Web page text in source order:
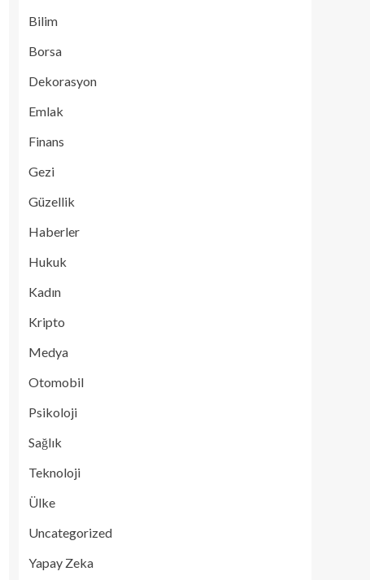
Bilim
Borsa
Dekorasyon
Emlak
Finans
Gezi
Güzellik
Haberler
Hukuk
Kadın
Kripto
Medya
Otomobil
Psikoloji
Sağlık
Teknoloji
Ülke
Uncategorized
Yapay Zeka